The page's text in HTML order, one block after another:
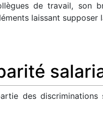
de travail, son
laissant
des